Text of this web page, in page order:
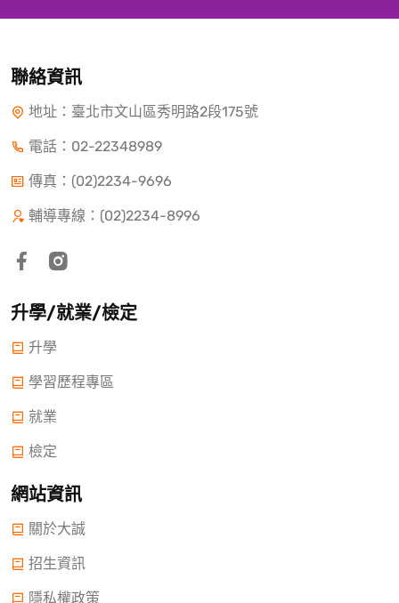
聯絡資訊
地址：臺北市文山區秀明路2段175號
電話： 02-22348989
傳真：(02)2234-9696
輔導專線：(02)2234-8996
升學/就業/檢定
升學
學習歷程專區
就業
檢定
網站資訊
關於大誠
招生資訊
隱私權政策